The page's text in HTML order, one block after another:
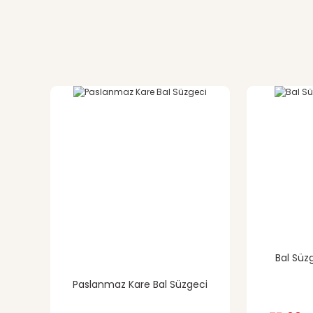
Bu ürünün fiyat bilgisi, resim, ürün açıklamalarında ve
Ürün açıklamasında eksik bilgiler bulunuyor.
Paslanmaz Kare Bal Süzgeci
Bal